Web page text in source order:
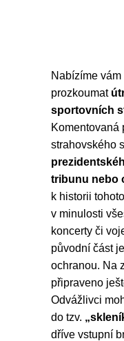
Nabízíme
prozkoumat
sportovních
Komentovaná
strahovského
tribunu nebo
k historii
v minulosti
koncerty či
původní část
ochranou. Na
připraveno
Odvážlivci
do tzv.
dříve vstupní